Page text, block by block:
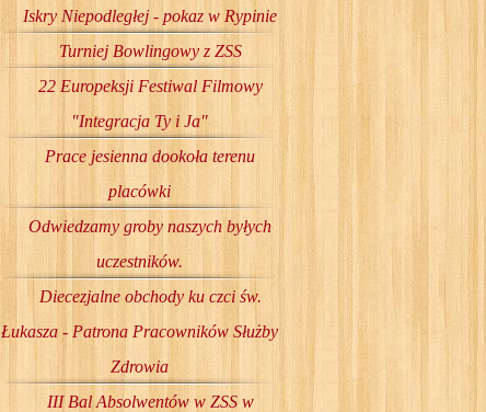
Iskry Niepodległej - pokaz w Rypinie
Turniej Bowlingowy z ZSS
22 Europeksji Festiwal Filmowy
"Integracja Ty i Ja"
Prace jesienna dookoła terenu
placówki
Odwiedzamy groby naszych byłych
uczestników.
Diecezjalne obchody ku czci św.
Łukasza - Patrona Pracowników Służby
Zdrowia
III Bal Absolwentów w ZSS w